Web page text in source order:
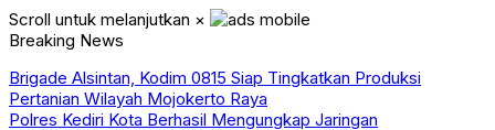
Scroll untuk melanjutkan ×
Breaking News
Brigade Alsintan, Kodim 0815 Siap Tingkatkan Produksi
Pertanian Wilayah Mojokerto Raya
Polres Kediri Kota Berhasil Mengungkap Jaringan